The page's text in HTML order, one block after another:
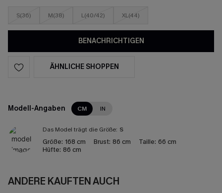
S(36) M(38) L(40/42) XL(44)
BENACHRICHTIGEN
ÄHNLICHE SHOPPEN
Modell-Angaben CM IN
Das Model trägt die Größe: S
Größe: 168 cm Brust: 86 cm Taille: 66 cm
Hüfte: 86 cm
ANDERE KAUFTEN AUCH